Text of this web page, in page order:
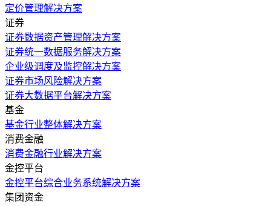
定价管理解决方案
证券
证券数据资产管理解决方案
证券统一数据服务解决方案
企业级调度及监控解决方案
证券市场风险解决方案
证券大数据平台解决方案
基金
基金行业整体解决方案
消费金融
消费金融行业解决方案
金控平台
金控平台综合业务系统解决方案
集团资金